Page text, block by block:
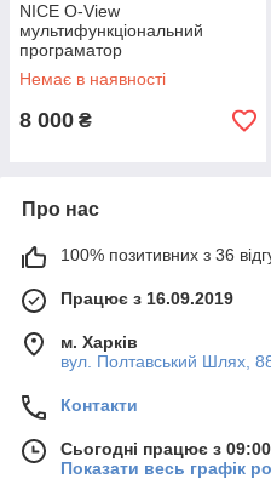
NICE O-View
мультифункціональний
програматор
Немає в наявності
8 000 ₴
Про нас
100% позитивних з 36
Працює з 16.09.2019
м. Харків
вул. Полтавський Шлях,
Контакти
Сьогодні працює з
Показати весь графік